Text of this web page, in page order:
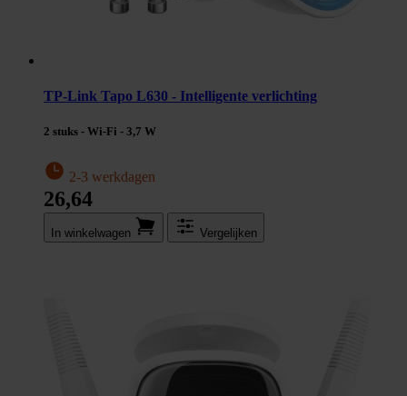
TP-Link Tapo L630 - Intelligente verlichting
2 stuks - Wi-Fi - 3,7 W
2-3 werkdagen
26,64
In winkel­wagen Vergelijken